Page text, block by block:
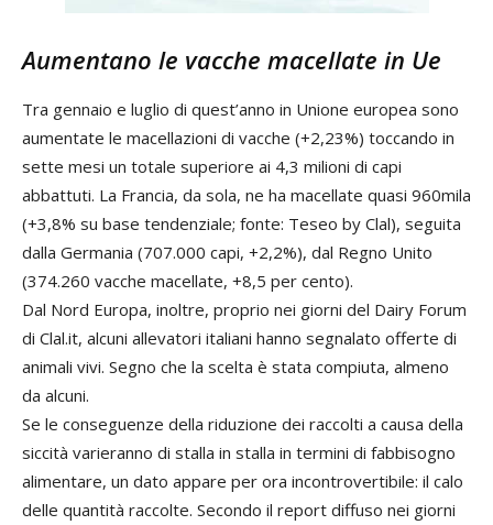
Aumentano le vacche macellate in Ue
Tra gennaio e luglio di quest’anno in Unione europea sono
aumentate le macellazioni di vacche (+2,23%) toccando in
sette mesi un totale superiore ai 4,3 milioni di capi
abbattuti. La Francia, da sola, ne ha macellate quasi 960mila
(+3,8% su base tendenziale; fonte: Teseo by Clal), seguita
dalla Germania (707.000 capi, +2,2%), dal Regno Unito
(374.260 vacche macellate, +8,5 per cento).
Dal Nord Europa, inoltre, proprio nei giorni del Dairy Forum
di Clal.it, alcuni allevatori italiani hanno segnalato offerte di
animali vivi. Segno che la scelta è stata compiuta, almeno
da alcuni.
Se le conseguenze della riduzione dei raccolti a causa della
siccità varieranno di stalla in stalla in termini di fabbisogno
alimentare, un dato appare per ora incontrovertibile: il calo
delle quantità raccolte. Secondo il report diffuso nei giorni